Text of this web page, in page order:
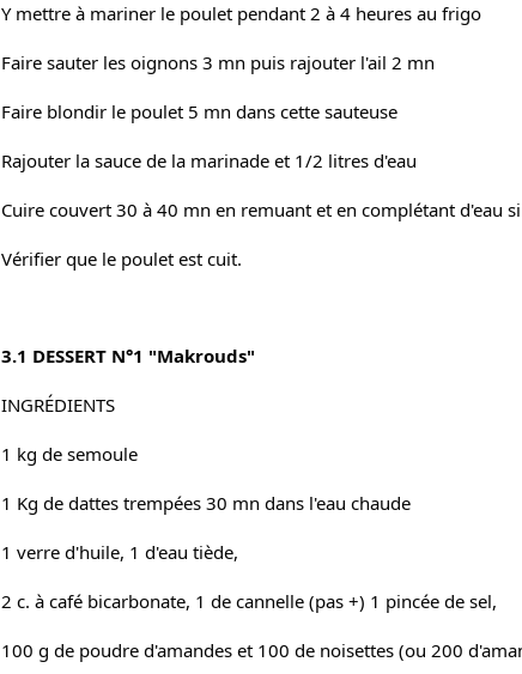
Y mettre à mariner le poulet pendant 2 à 4 heures au frigo
Faire sauter les oignons 3 mn puis rajouter l'ail 2 mn
Faire blondir le poulet 5 mn dans cette sauteuse
Rajouter la sauce de la marinade et 1/2 litres d'eau
Cuire couvert 30 à 40 mn en remuant et en complétant d'eau
Vérifier que le poulet est cuit.
3.1 DESSERT N°1 "Makrouds"
INGRÉDIENTS
1 kg de semoule
1 Kg de dattes trempées 30 mn dans l'eau chaude
1 verre d'huile, 1 d'eau tiède,
2 c. à café bicarbonate, 1 de cannelle (pas +) 1 pincée de sel,
100 g de poudre d'amandes et 100 de noisettes (ou 200